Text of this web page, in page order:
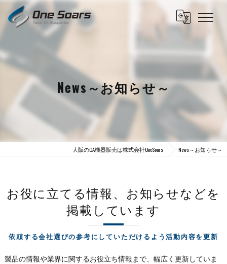
News～お知らせ～
大阪のOA機器販売は株式会社OneSoars News～お知らせ～
お役に立てる情報、お知らせなどを
掲載しています
依頼する会社選びの参考にしていただけるよう活動内容を更新
製品の情報や業界に関するお役立ち情報まで、幅広く更新していま